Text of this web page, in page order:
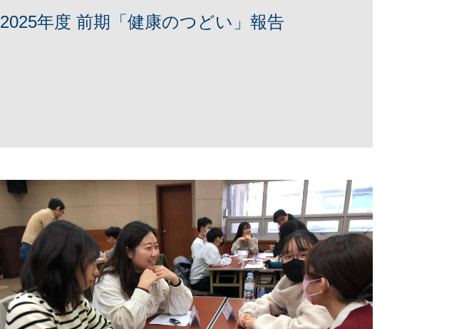
2025年度 前期「健康のつどい」報告